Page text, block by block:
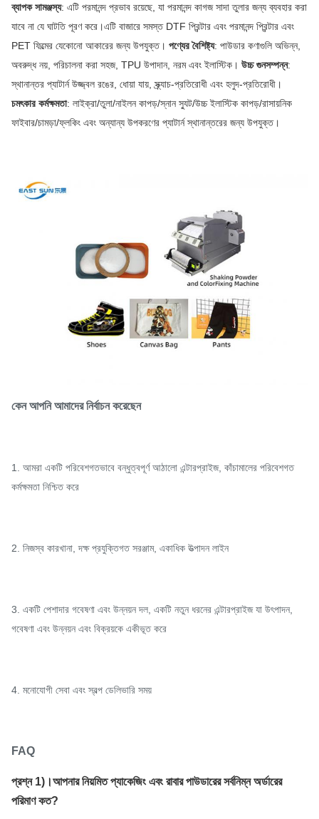
ব্যাপক সামঞ্জস্য: এটি পরমানন্দ প্রভাব রয়েছে, যা পরমানন্দ কাগজ সাদা তুলার জন্য ব্যবহার করা
যাবে না যে ঘাটতি পূরণ করে।এটি বাজারে সমস্ত DTF প্রিন্টার এবং পরমানন্দ প্রিন্টার এবং
PET ফিল্মের যেকোনো আকারের জন্য উপযুক্ত। পণ্যের বৈশিষ্ট্য: পাউডার কণাগুলি অভিন্ন,
অবরুদ্ধ নয়, পরিচালনা করা সহজ, TPU উপাদান, নরম এবং ইলাস্টিক। উচ্চ গুনসম্পন্ন:
স্থানান্তর প্যাটার্ন উজ্জ্বল রঙের, ধোয়া যায়, স্ক্র্যাচ-প্রতিরোধী এবং হলুদ-প্রতিরোধী।
চমৎকার কর্মক্ষমতা: লাইক্রা/তুলা/নাইলন কাপড়/স্নান স্যুট/উচ্চ ইলাস্টিক কাপড়/রাসায়নিক
ফাইবার/চামড়া/ফ্লকিং এবং অন্যান্য উপকরণের প্যাটার্ন স্থানান্তরের জন্য উপযুক্ত।
কেন আপনি আমাদের নির্বাচন করেছেন
1. আমরা একটি পরিবেশগতভাবে বন্ধুত্বপূর্ণ আঠালো এন্টারপ্রাইজ, কাঁচামালের পরিবেশগত
কর্মক্ষমতা নিশ্চিত করে
2. নিজস্ব কারখানা, দক্ষ প্রযুক্তিগত সরঞ্জাম, একাধিক উত্পাদন লাইন
3. একটি পেশাদার গবেষণা এবং উন্নয়ন দল, একটি নতুন ধরনের এন্টারপ্রাইজ যা উৎপাদন,
গবেষণা এবং উন্নয়ন এবং বিক্রয়কে একীভূত করে
4. মনোযোগী সেবা এবং স্বল্প ডেলিভারি সময়
FAQ
প্রশ্ন 1)।আপনার নিয়মিত প্যাকেজিং এবং রাবার পাউডারের সর্বনিম্ন অর্ডারের
পরিমাণ কত?